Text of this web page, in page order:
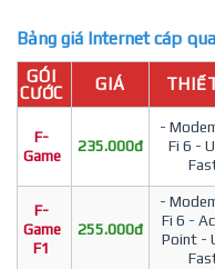
Bảng giá Internet cáp
GÓI
CƯỚC
GIÁ
F-
Game
235.000đ
-
Fi 6 -
F-
Game
F1
255.000đ
-
Fi 6 -
Point -